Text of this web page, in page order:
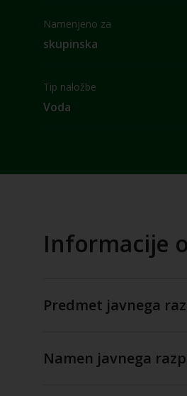
Namenjeno za
skupinska
Tip naložbe
Voda
Informacije
Predmet javnega
Namen javnega